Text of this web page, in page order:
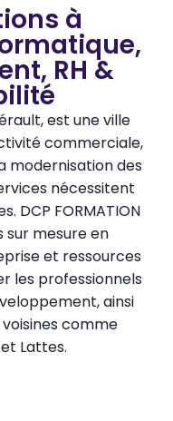
à
RH &
est une ville
commerciale,
modernisation des
nécessitent
DCP FORMATION
mesure en
et ressources
les professionnels
ainsi
comme
Lattes.